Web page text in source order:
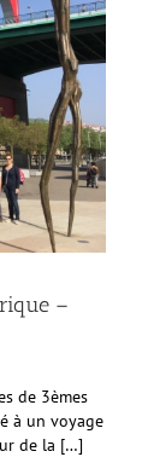
–
de 3èmes
à un voyage
de la […]